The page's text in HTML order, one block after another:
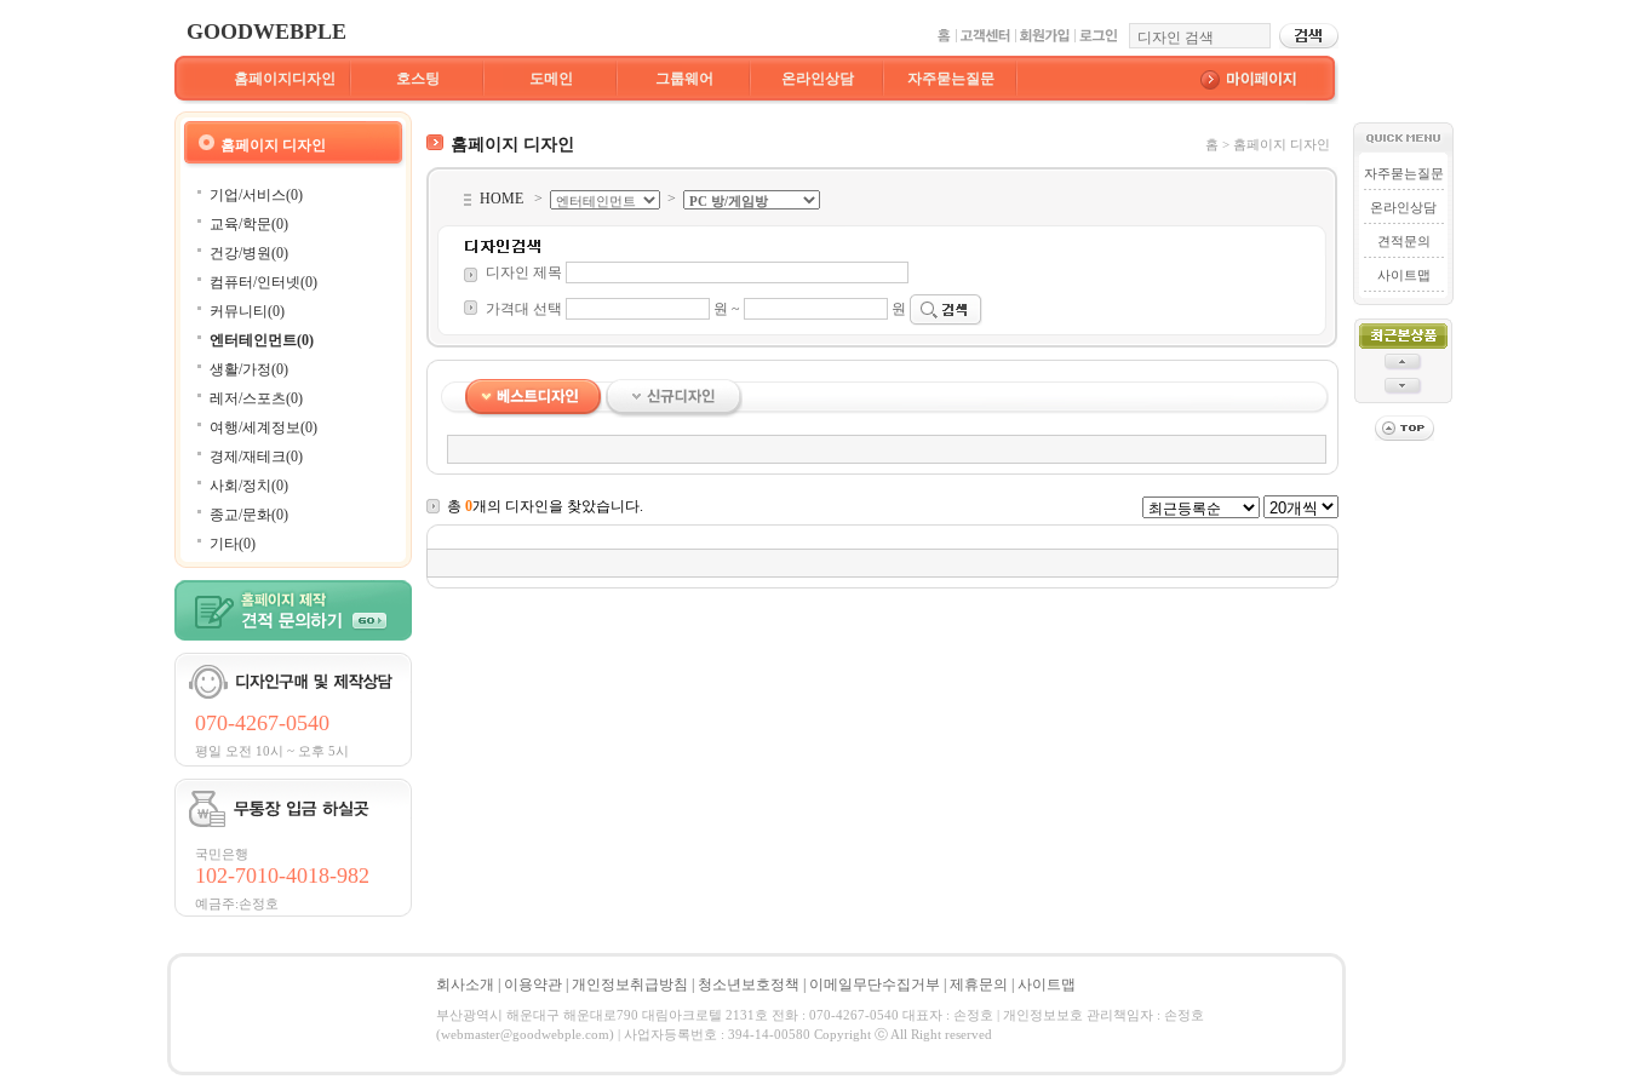
GOODWEBPLE
홈페이지디자인 호스팅 도메인 그룹웨어 온라인상담 자주묻는질문
홈페이지 디자인
기업/서비스(0)
교육/학문(0)
건강/병원(0)
컴퓨터/인터넷(0)
커뮤니티(0)
엔터테인먼트(0)
생활/가정(0)
레저/스포츠(0)
여행/세계정보(0)
경제/재테크(0)
사회/정치(0)
종교/문화(0)
기타(0)
070-4267-0540
평일 오전 10시 ~ 오후 5시
국민은행
102-7010-4018-982
예금주:손정호
홈페이지 디자인 홈 > 홈페이지 디자인
HOME > >
디자인 제목
가격대 선택 원 ~ 원
총 0개의 디자인을 찾았습니다.
자주묻는질문
온라인상담
견적문의
사이트맵
회사소개 이용약관 개인정보취급방침 청소년보호정책 이메일무단수집거부 제휴문의 사이트맵
부산광역시 해운대구 해운대로790 대림아크로텔 2131호 전화 : 070-4267-0540 대표자 : 손정호 | 개인정보보호 관리책임자 : 손정호
(webmaster@goodwebple.com) | 사업자등록번호 : 394-14-00580 Copyright ⓒ All Right reserved